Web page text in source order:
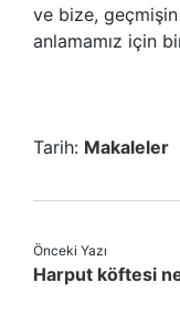
ve bize, geçmişin
anlamamız için
Tarih: Makaleler
Önceki Yazı
Harput köftesi